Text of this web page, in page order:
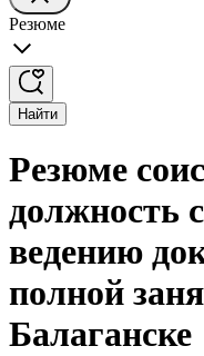
Резюме
Найти
Резюме
должность
ведению
полной
Балаганске